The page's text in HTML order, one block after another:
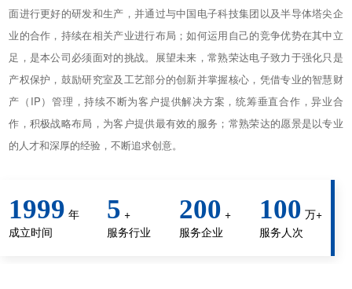
面进行更好的研发和生产，并通过与中国电子科技集团以及半导体塔尖企
业的合作，持续在相关产业进行布局；如何运用自己的竞争优势在其中立
足，是本公司必须面对的挑战。展望未来，常熟荣达电子致力于强化只是
产权保护，鼓励研究室及工艺部分的创新并掌握核心，凭借专业的智慧财
产（IP）管理，持续不断为客户提供解决方案，统筹垂直合作，异业合
作，积极战略布局，为客户提供最有效的服务；常熟荣达的愿景是以专业
的人才和深厚的经验，不断追求创意。
1999 年
成立时间
5 +
服务行业
200 +
服务企业
100 万+
服务人次